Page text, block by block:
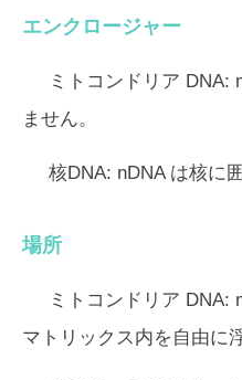
エンクロージャー
ミトコンドリア DNA:
ません。
核DNA: nDNA は核に
場所
ミトコンドリア DNA:
マトリックス内を自由に